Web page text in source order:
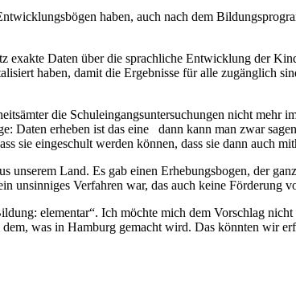
haben, auch nach dem
exakte Daten über die sprachliche Entwicklung der
haben, damit die Ergebnisse für alle zugänglich
die Schuleingangsuntersuchungen nicht mehr
Daten erheben ist das eine dann kann man zwar
sie eingeschult werden können, dass sie dann auch
Land. Es gab einen Erhebungsbogen, der
unsinniges Verfahren war, das auch keine Förderung
elementar“. Ich möchte mich dem Vorschlag
was in Hamburg gemacht wird. Das könnten wir